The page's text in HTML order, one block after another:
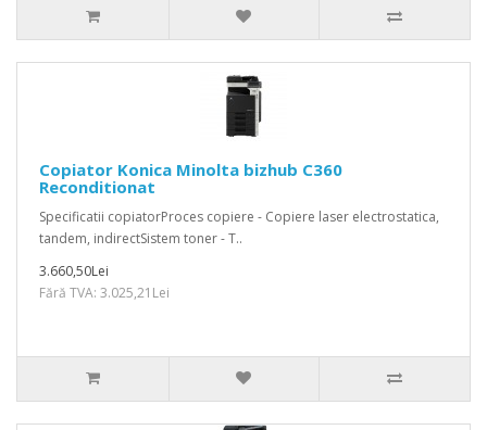
Copiator Konica Minolta bizhub C360
Reconditionat
Specificatii copiatorProces copiere - Copiere laser electrostatica,
tandem, indirectSistem toner - T..
3.660,50Lei
Fără TVA: 3.025,21Lei